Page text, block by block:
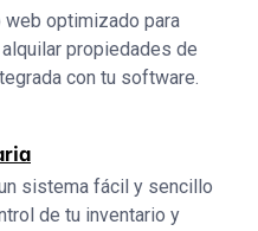
optimizado para
propiedades de
con tu software.
sistema fácil y sencillo
de tu inventario y